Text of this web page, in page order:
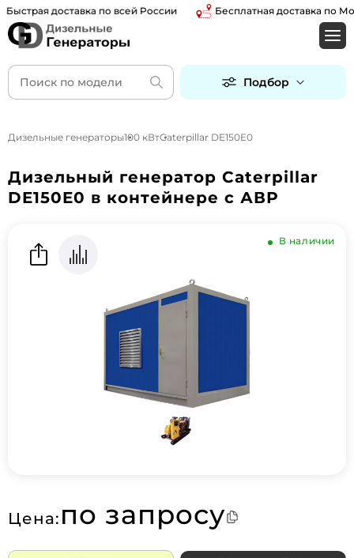
доставка по всей России Бесплатная доставка по
Подбор
Дизельные генераторы100 кВтCaterpillar DE150E0
Дизельный генератор Caterpillar
DE150E0 в контейнере с АВР
В наличии
Цена: по запросу